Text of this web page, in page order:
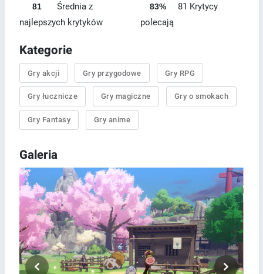
81
Średnia z
najlepszych krytyków
83%
81 Krytycy
polecają
Kategorie
Gry akcji Gry przygodowe Gry RPG
Gry łucznicze Gry magiczne Gry o smokach
Gry Fantasy Gry anime
Galeria